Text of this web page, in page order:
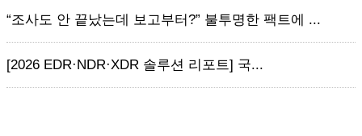
“조사도 안 끝났는데 보고부터?” 불투명한 팩트에 ...
[2026 EDR·NDR·XDR 솔루션 리포트] 국...